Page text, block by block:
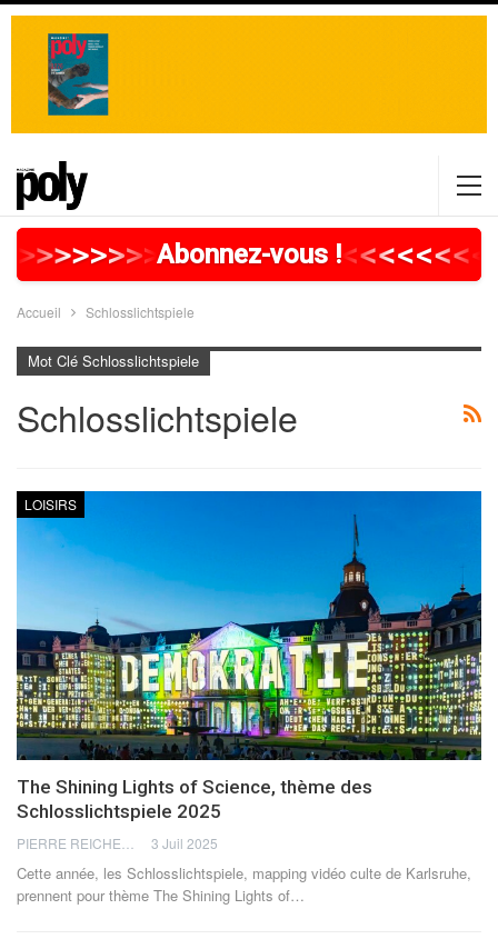
>>>>>>>>>>>>>>>>>
Abonnez-vous !<<<<<<<<
Accueil Schlosslichtspiele
Mot Clé Schlosslichtspiele
Schlosslichtspiele
LOISIRS
The Shining Lights of Science, thème des
Schlosslichtspiele 2025
3 Juil 2025
Cette année, les Schlosslichtspiele, mapping vidéo culte de Karlsruhe,
prennent pour thème The Shining Lights of…